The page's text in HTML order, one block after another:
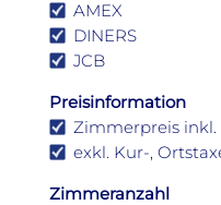
AMEX
DINERS
JCB
Preisinformation
Zimmerpreis inkl.
exkl. Kur-,
Zimmeranzahl